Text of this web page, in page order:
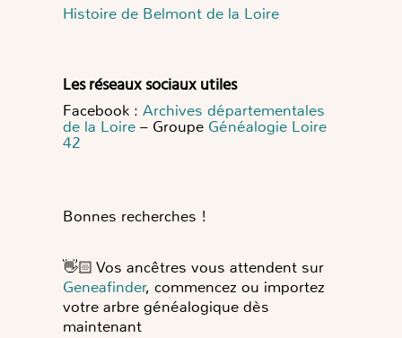
Histoire de Belmont de la Loire
Les réseaux sociaux utiles
Facebook : Archives départementales
de la Loire – Groupe Généalogie Loire
42
Bonnes recherches !
👋🏻 Vos ancêtres vous attendent sur
Geneafinder, commencez ou importez
votre arbre généalogique dès
maintenant